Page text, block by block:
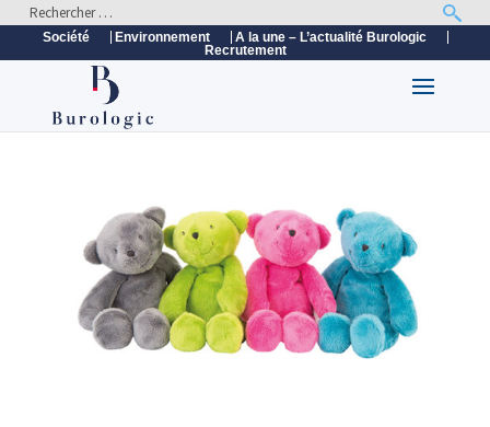
Société Environnement
A la une – L’actualité Burologic
Recrutement